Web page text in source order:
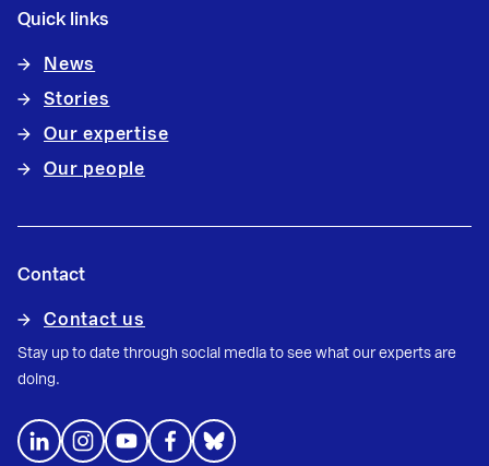
Quick links
News
Stories
Our expertise
Our people
Contact
Contact us
Stay up to date through social media to see what our experts are
doing.